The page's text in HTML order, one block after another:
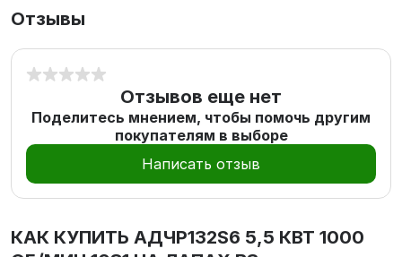
Отзывы
Отзывов еще нет
Поделитесь мнением, чтобы помочь другим
покупателям в выборе
Написать отзыв
КАК КУПИТЬ АДЧР132S6 5,5 КВТ 1000